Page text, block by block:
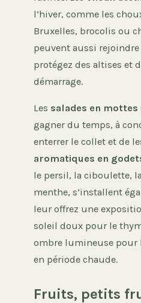
l’hiver, comme les
Bruxelles, brocolis ou
peuvent aussi
protégez des altises et
démarrage.
Les salades en mottes
gagner du temps, à
enterrer le collet et de
aromatiques en
le persil, la ciboulette,
menthe, s’installent
leur offrez une
soleil doux pour le
ombre lumineuse pour
en période chaude.
Fruits, petits